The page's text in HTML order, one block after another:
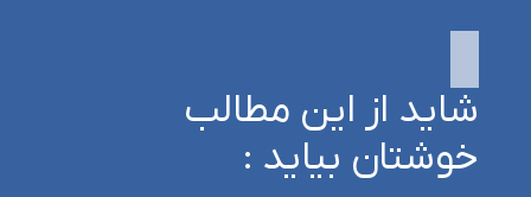
شاید از این مطالب
خوشتان بیاید :